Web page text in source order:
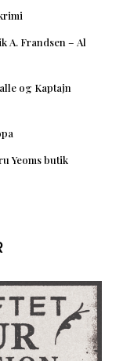
A. Frandsen – Al
og Kaptajn
Yeoms butik